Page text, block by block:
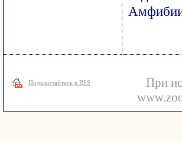
Подключайтесь к RSS
При